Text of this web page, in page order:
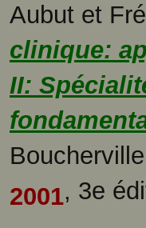
Aubut et
clinique:
II:
2001, 3e